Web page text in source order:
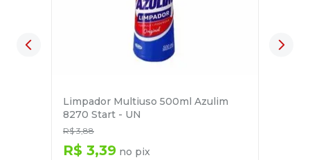
Limpador Multiuso 500ml Azulim
8270 Start - UN
R$ 3,88
R$ 3,39 no pix